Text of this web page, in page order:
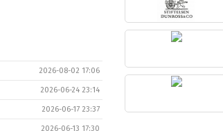
2026-08-02 17:06
2026-06-24 23:14
2026-06-17 23:37
2026-06-13 17:30